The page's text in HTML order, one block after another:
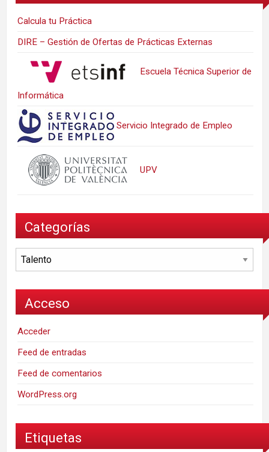
Calcula tu Práctica
DIRE – Gestión de Ofertas de Prácticas Externas
Escuela Técnica Superior de
Informática
Servicio Integrado de Empleo
UPV
Categorías
Categorías
Acceso
Acceder
Feed de entradas
Feed de comentarios
WordPress.org
Etiquetas